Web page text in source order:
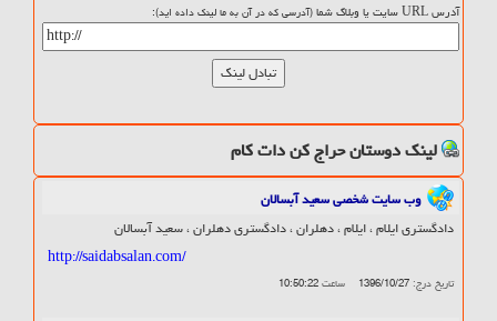
آدرس URL سایت یا وبلاگ شما (آدرسی که در آن به ما لینک داده اید):
لینک دوستان حراج کن دات کام
وب سایت شخصی سعید آبسالان
دادگستری ایلام ، ایلام ، دهلران ، دادگستری دهلران ، سعید آبسالان
http://saidabsalan.com/
تاریخ درج: 1396/10/27 ساعت10:50:22